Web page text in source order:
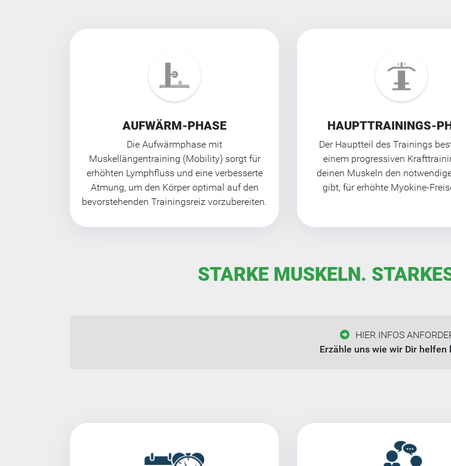
AUFWÄRM-PHASE
Die Aufwärmphase mit
Muskellängentraining (Mobility) sorgt für
erhöhten Lymphfluss und eine verbesserte
Atmung, um den Körper optimal auf den
bevorstehenden Trainingsreiz vorzubereiten.
HAUPTTRAININGS-
Der Hauptteil des Trainings
einem progressiven
deinen Muskeln den
gibt, für erhöhte Myokine-
STARKE MUSKELN.
HIER INFOS
Erzähle uns wie wir Dir helfen